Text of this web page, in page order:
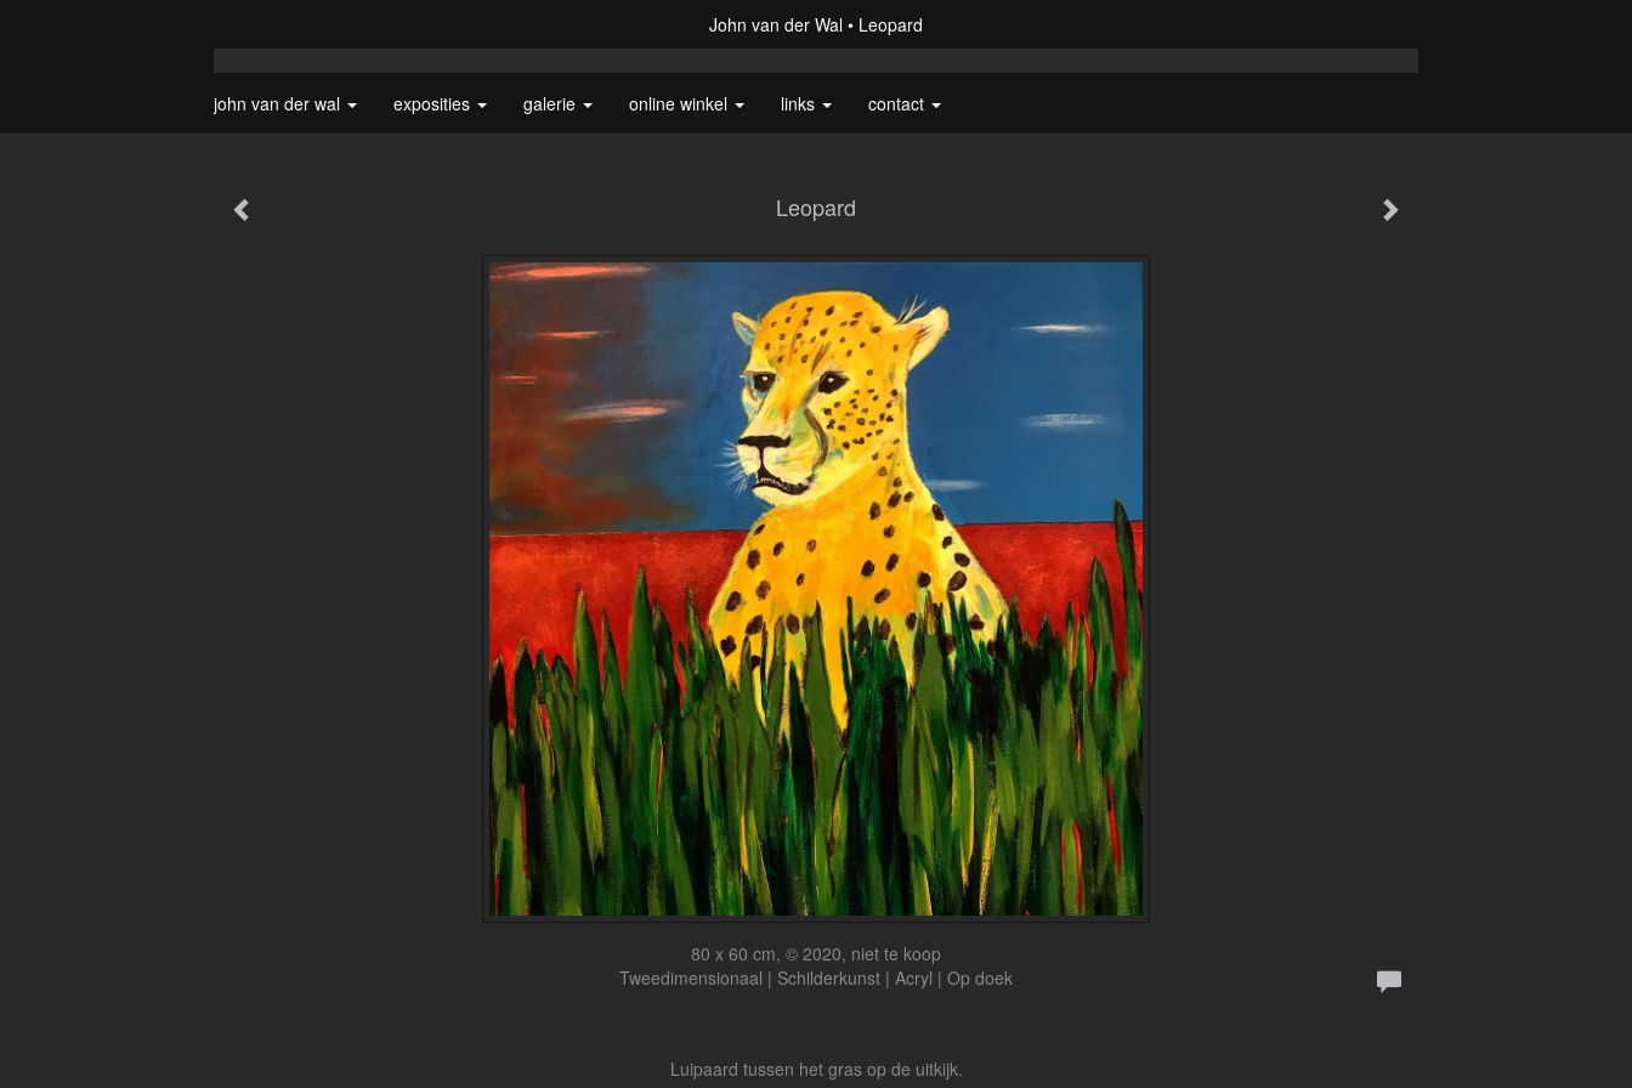
John van der Wal Leopard
john van der wal exposities galerie online winkel links contact
Leopard
80 x 60 cm, © 2020, niet te koop
Tweedimensionaal | Schilderkunst | Acryl | Op doek
Luipaard tussen het gras op de uitkijk.